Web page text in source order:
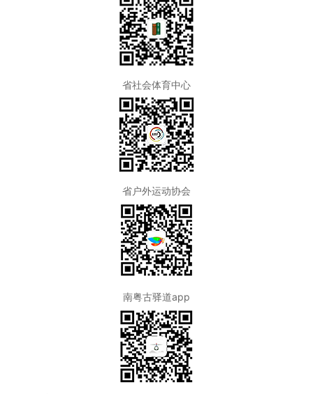
省社会体育中心
省户外运动协会
南粤古驿道app